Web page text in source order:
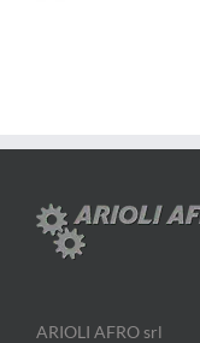
ARIOLI AFRO srl